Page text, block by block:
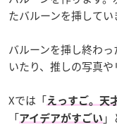
たバルーンを挿してい
バルーンを挿し終わ
いたり、推しの写真
Xでは「えっすご。天
「アイデアがすごい